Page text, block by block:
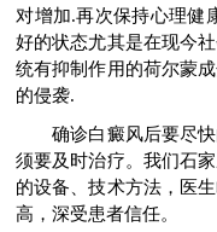
对增加.再次保持心理健
好的状态尤其是在现今
统有抑制作用的荷尔蒙
的侵袭.
确诊白癜风后要尽快
须要及时治疗。我们石
的设备、技术方法，医
高，深受患者信任。